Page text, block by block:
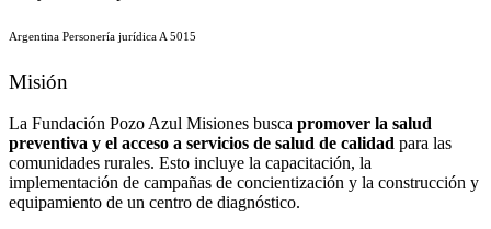
Argentina Personería jurídica A 5015​
Misión
La Fundación Pozo Azul Misiones busca promover la salud
preventiva y el acceso a servicios de salud de calidad para las
comunidades rurales. Esto incluye la capacitación, la
implementación de campañas de concientización y la construcción y
equipamiento de un centro de diagnóstico.